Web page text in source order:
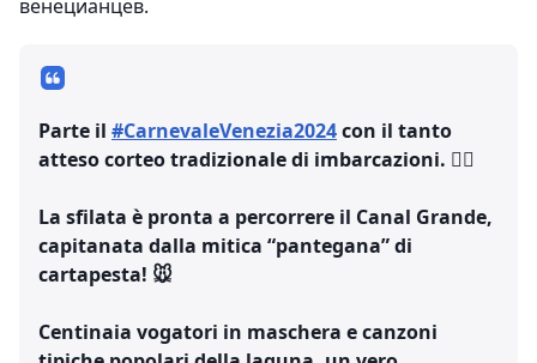
венецианцев.
Parte il #CarnevaleVenezia2024con il tanto
atteso corteo tradizionale di imbarcazioni. 🚣‍♀️
La sfilata è pronta a percorrere il Canal Grande,
capitanata dalla mitica “pantegana” di
cartapesta! 🐭
Centinaia vogatori in maschera e canzoni